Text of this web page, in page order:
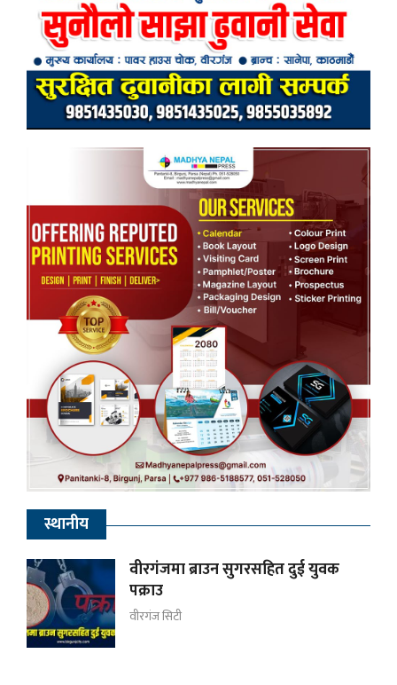
स्थानीय
वीरगंजमा ब्राउन सुगरसहित दुई युवक
पक्राउ
वीरगंज सिटी